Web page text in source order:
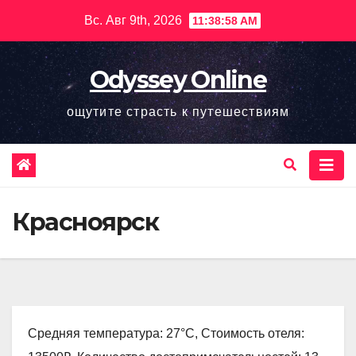
содержимому
Вс. Авг 9th, 2026 11:38:59 AM
Odyssey Online
ощутите страсть к путешествиям
Красноярск
Средняя температура: 27°C, Стоимость отеля: